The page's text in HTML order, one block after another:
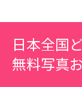
日本全国
無料写真